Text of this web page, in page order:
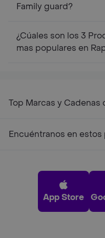
Family guard?
¿Cúales son los 3
mas populares en
Top Marcas y Cadenas
Encuéntranos en estos
App Store